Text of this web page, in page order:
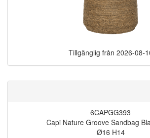
Tillgänglig från 2026-08-
6CAPGG393
Capi Nature Groove Sandbag
Ø16 H14